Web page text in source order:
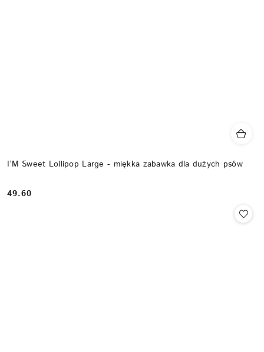
I’M Sweet Lollipop Large - miękka zabawka dla dużych psów
Cena:
49.60